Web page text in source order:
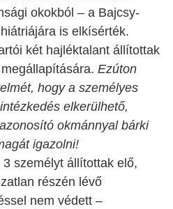
okokból – a Bajcsy-
is elkísérték.
két hajléktalant állítottak
Ezúton
hogy a személyes
elkerülhető,
okmánnyal bárki
igazolni!
személyt állítottak elő,
részén lévő
nem védett –